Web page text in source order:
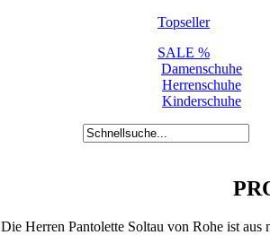
Topseller
SALE %
Damenschuhe
Herrenschuhe
Kinderschuhe
Die Herren Pantolette Soltau von Rohe ist aus